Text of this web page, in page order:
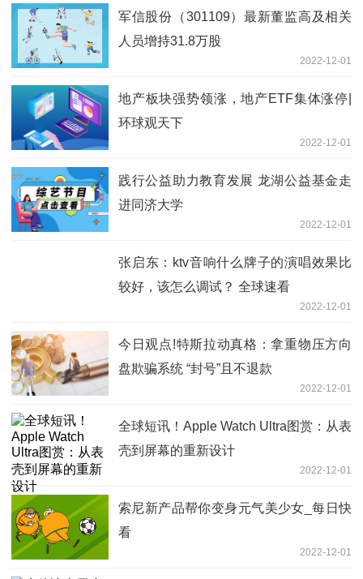
军信股份（301109）最新董监高及相关
人员增持31.8万股
2022-12-01
地产板块强势领涨，地产ETF集体涨停|
环球观天下
2022-12-01
践行公益助力教育发展 龙湖公益基金走
进同济大学
2022-12-01
张启东：ktv音响什么牌子的演唱效果比
较好，该怎么调试？ 全球速看
2022-12-01
今日观点!特斯拉动真格：拿重物压方向
盘欺骗系统 “封号”且不退款
2022-12-01
全球短讯！Apple Watch Ultra图赏：从表
壳到屏幕的重新设计
2022-12-01
索尼新产品帮你变身元气美少女_每日快
看
2022-12-01